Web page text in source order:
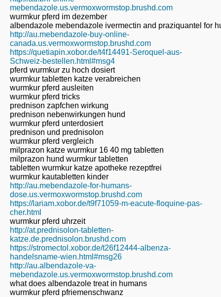
mebendazole.us.vermoxwormstop.brushd.com
wurmkur pferd im dezember
albendazole mebendazole ivermectin and praziquantel for
http://au.mebendazole-buy-online-
canada.us.vermoxwormstop.brushd.com
https://quetiapin.xobor.de/t4f14491-Seroquel-aus-
Schweiz-bestellen.html#msg4
pferd wurmkur zu hoch dosiert
wurmkur tabletten katze verabreichen
wurmkur pferd ausleiten
wurmkur pferd tricks
prednison zapfchen wirkung
prednison nebenwirkungen hund
wurmkur pferd unterdosiert
prednison und prednisolon
wurmkur pferd vergleich
milprazon katze wurmkur 16 40 mg tabletten
milprazon hund wurmkur tabletten
tabletten wurmkur katze apotheke rezeptfrei
wurmkur kautabletten kinder
http://au.mebendazole-for-humans-
dose.us.vermoxwormstop.brushd.com
https://lariam.xobor.de/t9f71059-m-eacute-floquine-pas-
cher.html
wurmkur pferd uhrzeit
http://at.prednisolon-tabletten-
katze.de.prednisolon.brushd.com
https://stromectol.xobor.de/t26f12444-albenza-
handelsname-wien.html#msg26
http://au.albendazole-va-
mebendazole.us.vermoxwormstop.brushd.com
what does albendazole treat in humans
wurmkur pferd pfriemenschwanz